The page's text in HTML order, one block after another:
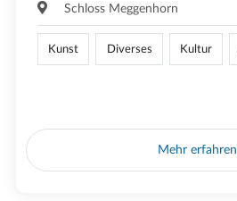
Schloss Meggenhorn
Kunst Diverses Kultur
Mehr erfahren